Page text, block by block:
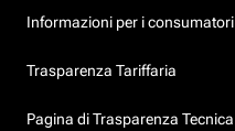
Informazioni per i consumatori
Trasparenza Tariffaria
Pagina di Trasparenza Tecnica